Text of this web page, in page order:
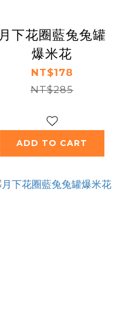
月下花圈藍兔兔罐
爆米花
NT$178
NT$285
ADD TO CART